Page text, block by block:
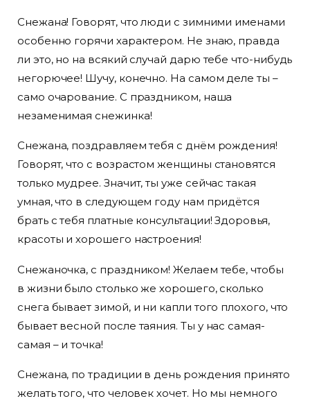
Снежана! Говорят, что люди с зимними именами
особенно горячи характером. Не знаю, правда
ли это, но на всякий случай дарю тебе что-нибудь
негорючее! Шучу, конечно. На самом деле ты –
само очарование. С праздником, наша
незаменимая снежинка!
Снежана, поздравляем тебя с днём рождения!
Говорят, что с возрастом женщины становятся
только мудрее. Значит, ты уже сейчас такая
умная, что в следующем году нам придётся
брать с тебя платные консультации! Здоровья,
красоты и хорошего настроения!
Снежаночка, с праздником! Желаем тебе, чтобы
в жизни было столько же хорошего, сколько
снега бывает зимой, и ни капли того плохого, что
бывает весной после таяния. Ты у нас самая-
самая – и точка!
Снежана, по традиции в день рождения принято
желать того, что человек хочет. Но мы немного